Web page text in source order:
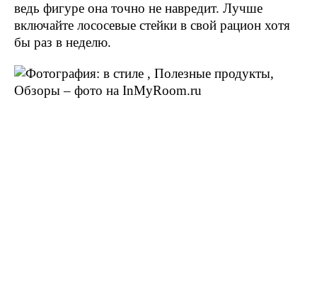
ведь фигуре она точно не навредит. Лучше
включайте лососевые стейки в свой рацион хотя
бы раз в неделю.